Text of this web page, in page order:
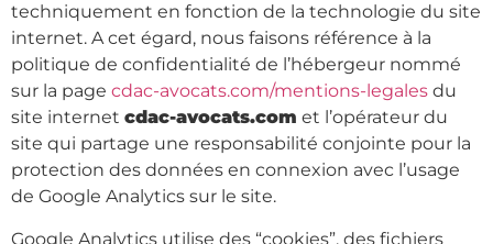
techniquement en fonction de la technologie du site
internet. A cet égard, nous faisons référence à la
politique de confidentialité de l’hébergeur nommé
sur la page cdac-avocats.com/mentions-legales du
site internet cdac-avocats.com et l’opérateur du
site qui partage une responsabilité conjointe pour la
protection des données en connexion avec l’usage
de Google Analytics sur le site.
Google Analytics utilise des “cookies”, des fichiers